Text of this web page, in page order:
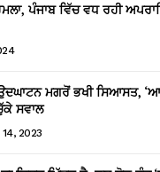
ਪੰਜਾਬ ਵਿੱਚ ਵਧ ਰਹੀ
ਮਗਰੋਂ ਭਖੀ ਸਿਆਸਤ,
ਸਵਾਲ
2023